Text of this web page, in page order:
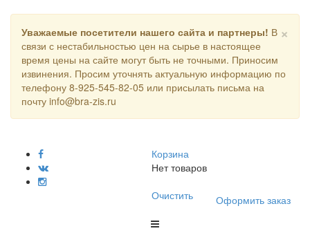
×
Уважаемые посетители нашего сайта и партнеры! В
связи с нестабильностью цен на сырье в настоящее
время цены на сайте могут быть не точными. Приносим
извинения. Просим уточнять актуальную информацию по
телефону 8-925-545-82-05 или присылать письма на
почту info@bra-zis.ru
Корзина
Нет товаров
Очистить
Оформить заказ